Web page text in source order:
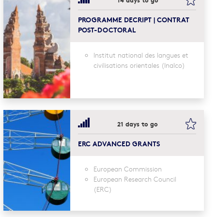
PROGRAMME DECRIPT | CONTRAT
POST-DOCTORAL
Institut national des langues et
civilisations orientales (Inalco)
this 21 days to go
ERC ADVANCED GRANTS
European Commission
European Research Council
(ERC)